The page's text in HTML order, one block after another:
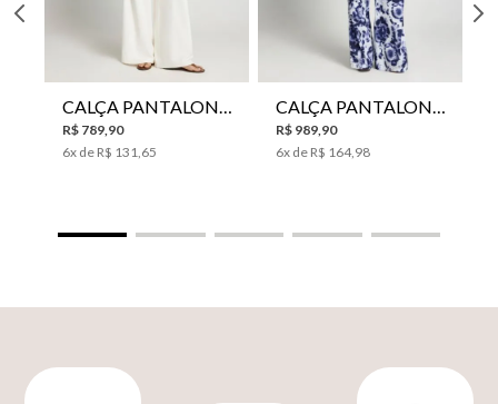
R$ 789 90
6x de R$ 131 65
R$ 989 90
6x de R$ 164, 98